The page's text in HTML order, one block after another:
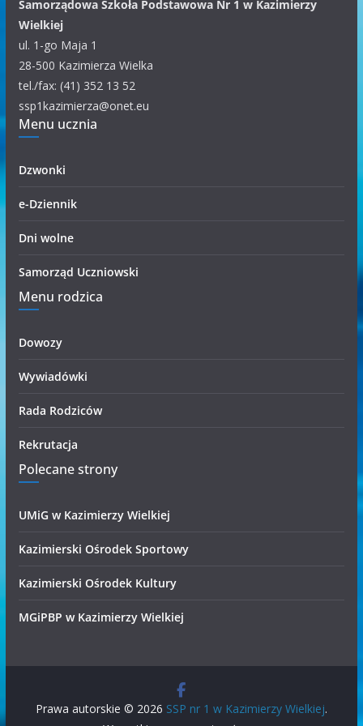
t
e
g
o
r
i
i
Samorządowa Szkoła Podstawowa Nr 1 w Kazimierzy
Wielkiej
ul. 1-go Maja 1
28-500 Kazimierza Wielka
tel./fax: (41) 352 13 52
ssp1kazimierza@onet.eu
Menu ucznia
Dzwonki
e-Dziennik
Dni wolne
Samorząd Uczniowski
Menu rodzica
Dowozy
Wywiadówki
Rada Rodziców
Rekrutacja
Polecane strony
UMiG w Kazimierzy Wielkiej
Kazimierski Ośrodek Sportowy
Kazimierski Ośrodek Kultury
MGiPBP w Kazimierzy Wielkiej
Prawa autorskie © 2026 SSP nr 1 w Kazimierzy Wielkiej.